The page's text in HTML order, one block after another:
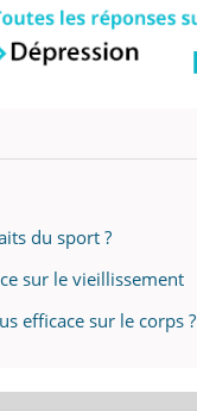
du sport ?
sur le vieillissement
efficace sur le corps ?